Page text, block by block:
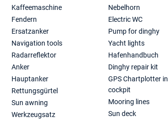
Kaffeemaschine
Fendern
Ersatzanker
Navigation tools
Radarreflektor
Anker
Hauptanker
Rettungsgürtel
Sun awning
Werkzeugsatz
Nebelhorn
Electric WC
Pump for dinghy
Yacht lights
Hafenhandbuch
Dinghy repair kit
GPS Chartplotter in
cockpit
Mooring lines
Sun deck